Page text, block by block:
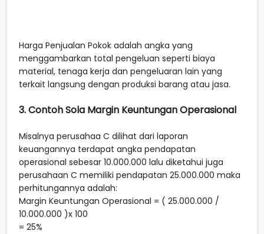
Harga Penjualan Pokok adalah angka yang
menggambarkan total pengeluan seperti biaya
material, tenaga kerja dan pengeluaran lain yang
terkait langsung dengan produksi barang atau jasa.
3. Contoh Sola Margin Keuntungan Operasional
Misalnya perusahaa C dilihat dari laporan
keuangannya terdapat angka pendapatan
operasional sebesar 10.000.000 lalu diketahui juga
perusahaan C memiliki pendapatan 25.000.000 maka
perhitungannya adalah:
Margin Keuntungan Operasional = ( 25.000.000 /
10.000.000 )x 100
= 25%